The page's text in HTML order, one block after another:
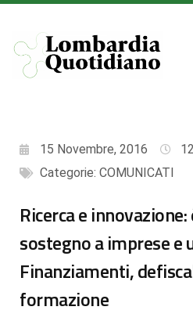
15 Novembre, 2016
Categorie: COMUNICATI
Ricerca e innovazione:
sostegno a imprese e
Finanziamenti,
formazione